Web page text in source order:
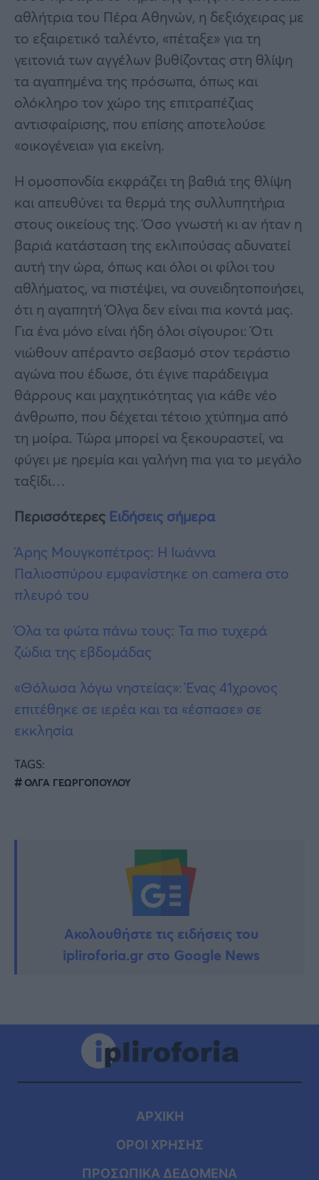
αθλήτρια του Πέρα Αθηνών, η δεξιόχειρας με
το εξαιρετικό ταλέντο, «πέταξε» για τη
γειτονιά των αγγέλων βυθίζοντας στη θλίψη
τα αγαπημένα της πρόσωπα, όπως και
ολόκληρο τον χώρο της επιτραπέζιας
αντισφαίρισης, που επίσης αποτελούσε
«οικογένεια» για εκείνη.
Η ομοσπονδία εκφράζει τη βαθιά της θλίψη
και απευθύνει τα θερμά της συλλυπητήρια
στους οικείους της. Όσο γνωστή κι αν ήταν η
βαριά κατάσταση της εκλιπούσας αδυνατεί
αυτή την ώρα, όπως και όλοι οι φίλοι του
αθλήματος, να πιστέψει, να συνειδητοποιήσει,
ότι η αγαπητή Όλγα δεν είναι πια κοντά μας.
Για ένα μόνο είναι ήδη όλοι σίγουροι: Ότι
νιώθουν απέραντο σεβασμό στον τεράστιο
αγώνα που έδωσε, ότι έγινε παράδειγμα
θάρρους και μαχητικότητας για κάθε νέο
άνθρωπο, που δέχεται τέτοιο χτύπημα από
τη μοίρα. Τώρα μπορεί να ξεκουραστεί, να
φύγει με ηρεμία και γαλήνη πια για το μεγάλο
ταξίδι…
Περισσότερες Ειδήσεις σήμερα
Άρης Μουγκοπέτρος: Η Ιωάννα
Παλιοσπύρου εμφανίστηκε on camera στο
πλευρό του
Όλα τα φώτα πάνω τους: Τα πιο τυχερά
ζώδια της εβδομάδας
«Θόλωσα λόγω νηστείας»: Ένας 41χρονος
επιτέθηκε σε ιερέα και τα «έσπασε» σε
εκκλησία
TAGS:
ΟΛΓΑ ΓΕΩΡΓΟΠΟΥΛΟΥ
Ακολουθήστε τις ειδήσεις του
ipliroforia.gr στο Google News
ΑΡΧΙΚΗ
ΟΡΟΙ ΧΡΗΣΗΣ
ΠΡΟΣΩΠΙΚΑ ΔΕΔΟΜΕΝΑ